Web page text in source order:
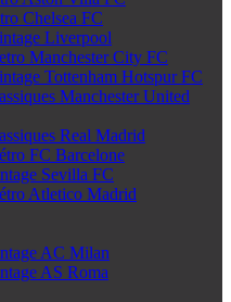
Chelsea FC
Liverpool
Manchester City FC
Tottenham Hotspur FC
Manchester United
Real Madrid
FC Barcelone
Sevilla FC
Atletico Madrid
AC Milan
AS Roma